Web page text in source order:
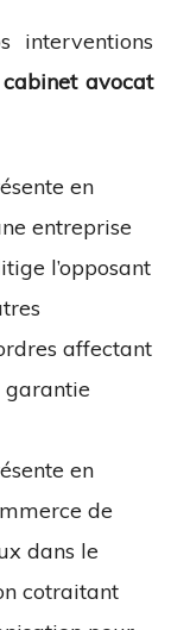
interventions
cabinet avocat
en
entreprise
l’opposant
affectant
garantie
en
de
dans le
cotraitant